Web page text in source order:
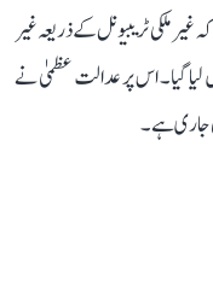
ملکی ٹریبیونل کے ذریعہ غیر
لیا گیا۔ اس پر عدالت عظمیٰ نے
جاری ہے۔